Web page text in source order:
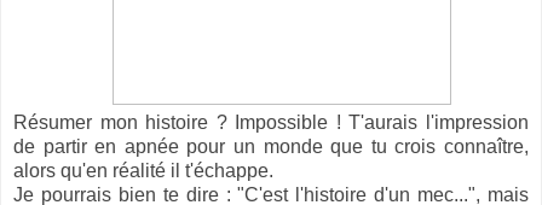
Résumer mon histoire ? Impossible ! T'aurais l'impression
de partir en apnée pour un monde que tu crois connaître,
alors qu'en réalité il t'échappe.
Je pourrais bien te dire : "C'est l'histoire d'un mec...", mais